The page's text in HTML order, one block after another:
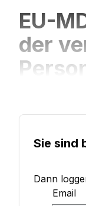
EU-
der
Sie sind
Dann
Email